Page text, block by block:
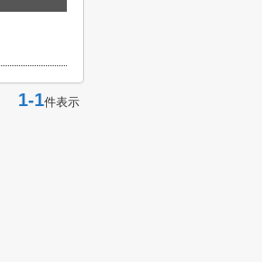
1-1件表示